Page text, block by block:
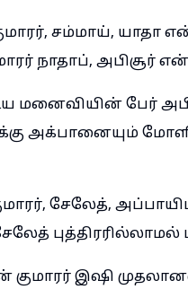
சம்மாய், யாதா
நாதாப், அபிசூர்
மனைவியின் பேர்
அக்பானையும்
சேலேத்,
புத்திரரில்லாமல்
குமாரர் இஷி